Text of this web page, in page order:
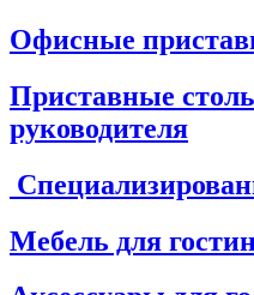
Офисные
Приставные
руководителя
Мебель для